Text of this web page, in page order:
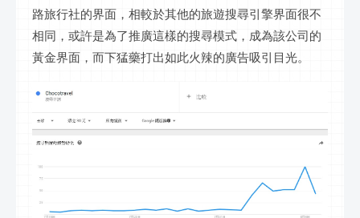
路旅行社的界面，相較於其他的旅遊搜尋引擎界面很不
相同，或許是為了推廣這樣的搜尋模式，成為該公司的
黃金界面，而下猛藥打出如此火辣的廣告吸引目光。